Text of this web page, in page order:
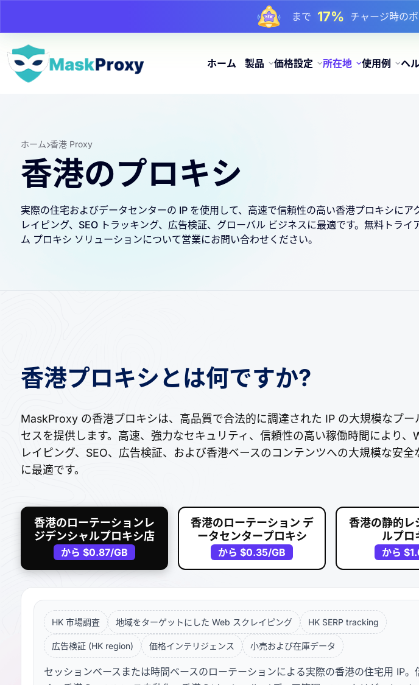
まで 17% チャージ時のボ
まで25%静的 IP 購
まで 81% IP のローテーショ
ホーム 製品 価格設定 所在地 使用例 ヘ
ホーム 香港 Proxy
香港のプロキシ
実際の住宅およびデータセンターの IP を使用して、高速で信頼性の高い香港プロキシにア
レイピング、SEO トラッキング、広告検証、グローバル ビジネスに最適です。無料トライ
ム プロキシ ソリューションについて営業にお問い合わせください。
香港プロキシとは何ですか?
MaskProxy の香港プロキシは、高品質で合法的に調達された IP の大規模なプー
セスを提供します。高速、強力なセキュリティ、信頼性の高い稼働時間により、
レイピング、SEO、広告検証、および香港ベースのコンテンツへの大規模な安全
に最適です。
香港のローテーションレ
ジデンシャルプロキシ店
から$0.87/GB
香港のローテーション デ
ータセンタープロキシ
から$0.35/GB
香港の静的レ
ルプロ
から
HK 市場調査 地域をターゲットにした Web スクレイピング HK SERP tracking
広告検証 (HK region) 価格インテリジェンス 小売および在庫データ
セッションベースまたは時間ベースのローテーションによる実際の香港の住宅用 IP。